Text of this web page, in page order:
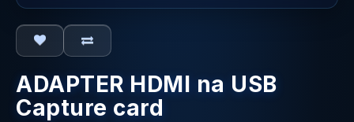
ADAPTER HDMI na USB
Capture card